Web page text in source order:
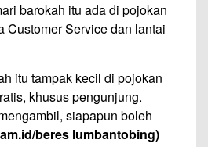
barokah itu ada di pojokan
Customer Service dan lantai
itu tampak kecil di pojokan
khusus pengunjung.
siapapun boleh
beres lumbantobing)